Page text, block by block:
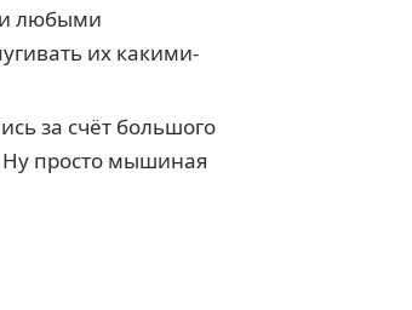
любыми
их какими-
за счёт большого
Ну просто мышиная